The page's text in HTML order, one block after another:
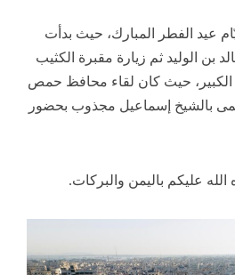
عيد الفطر المبارك، حيث بدأت
بن الوليد ثم زيارة مقبرة الكثيب
الكبير، حيث كان لقاء محافظ حمص
بالشيخ إسماعيل مجذوب بحضور
عليكم باليمن والبركات.